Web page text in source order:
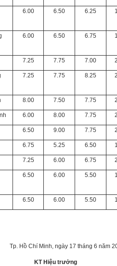
6.00 6.50 6.25
6.00 6.50 6.75
7.25 7.75 7.00
7.25 7.75 8.25
8.00 7.50 7.75
6.00 8.00 7.75
6.50 9.00 7.75
6.75 5.25 6.50
7.25 6.00 6.75
6.50 6.00 5.50
6.50 6.00 5.50
tháng 6 năm
KT Hiệu trưởng